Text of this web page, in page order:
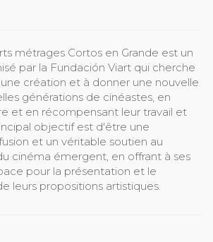
métrages Cortos en Grande est un
par la Fundación Viart qui cherche
création et à donner une nouvelle
générations de cinéastes, en
et en récompensant leur travail et
objectif est d'être une
et un véritable soutien au
cinéma émergent, en offrant à ses
pour la présentation et le
leurs propositions artistiques.